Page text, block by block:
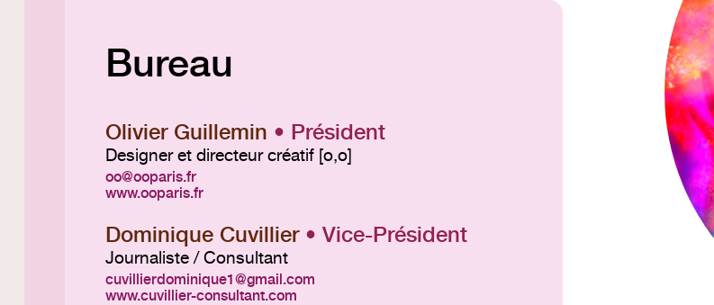
Bureau
Olivier Guillemin • Président
Designer et directeur créatif [o,o]
oo
ooparis.fr
www.ooparis.fr
Dominique Cuvillier • Vice-Président
Journaliste / Consultant
cuvillierdominique1
gmail.com
www.cuvillier-consultant.com